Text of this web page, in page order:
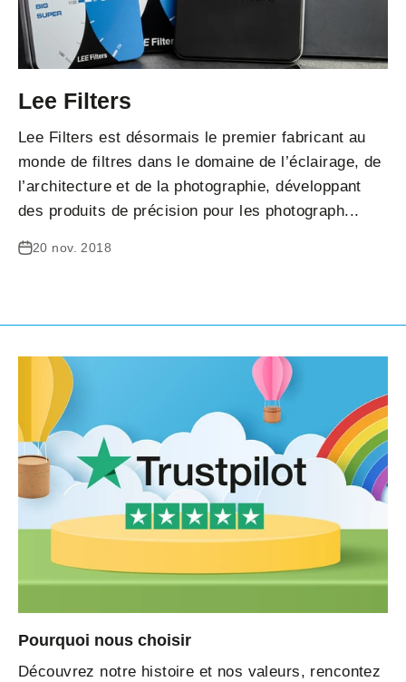
Lee Filters
Lee Filters est désormais le premier fabricant au
monde de filtres dans le domaine de l’éclairage, de
l’architecture et de la photographie, développant
des produits de précision pour les photograph...
20 nov. 2018
Pourquoi nous choisir
Découvrez notre histoire et nos valeurs, rencontez